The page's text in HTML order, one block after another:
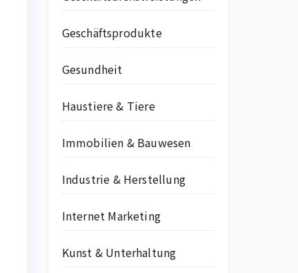
Geschäftsprodukte
Gesundheit
Haustiere & Tiere
Immobilien & Bauwesen
Industrie & Herstellung
Internet Marketing
Kunst & Unterhaltung